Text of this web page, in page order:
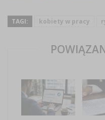
TAGI: kobiety w pracy